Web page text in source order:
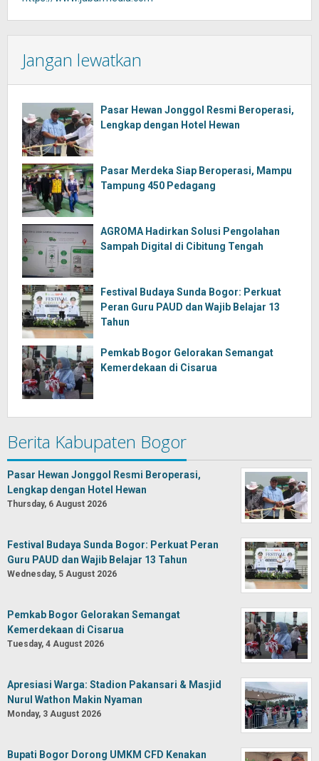
Jangan lewatkan
Pasar Hewan Jonggol Resmi Beroperasi,
Lengkap dengan Hotel Hewan
Pasar Merdeka Siap Beroperasi, Mampu
Tampung 450 Pedagang
AGROMA Hadirkan Solusi Pengolahan
Sampah Digital di Cibitung Tengah
Festival Budaya Sunda Bogor: Perkuat
Peran Guru PAUD dan Wajib Belajar 13
Tahun
Pemkab Bogor Gelorakan Semangat
Kemerdekaan di Cisarua
Berita Kabupaten Bogor
Pasar Hewan Jonggol Resmi Beroperasi,
Lengkap dengan Hotel Hewan
Thursday, 6 August 2026
Festival Budaya Sunda Bogor: Perkuat Peran
Guru PAUD dan Wajib Belajar 13 Tahun
Wednesday, 5 August 2026
Pemkab Bogor Gelorakan Semangat
Kemerdekaan di Cisarua
Tuesday, 4 August 2026
Apresiasi Warga: Stadion Pakansari & Masjid
Nurul Wathon Makin Nyaman
Monday, 3 August 2026
Bupati Bogor Dorong UMKM CFD Kenakan